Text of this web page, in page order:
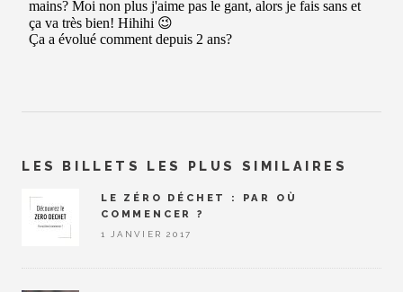
LES BILLETS LES PLUS SIMILAIRES
LE ZÉRO DÉCHET : PAR OÙ
COMMENCER ?
1 JANVIER 2017